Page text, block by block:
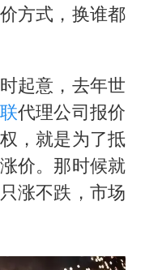
方式，换谁都
起意，去年世
代理公司报价
，就是为了抵
价。那时候就
涨不跌，市场